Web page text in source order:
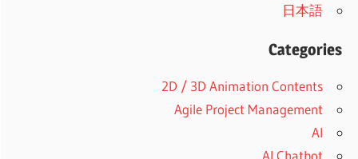
日本語
Categories
2D / 3D Animation Contents
Agile Project Management
AI
AI Chatbot